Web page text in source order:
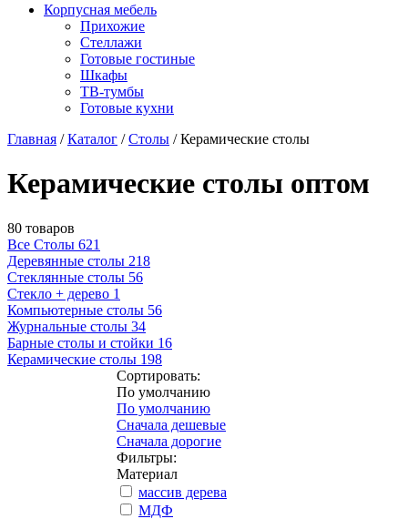
Корпусная мебель
Прихожие
Стеллажи
Готовые гостиные
Шкафы
ТВ-тумбы
Готовые кухни
Главная /Каталог /Столы /Керамические столы
Керамические столы оптом
80 товаров
Все Столы 621
Деревянные столы 218
Стеклянные столы 56
Стекло + дерево 1
Компьютерные столы 56
Журнальные столы 34
Барные столы и стойки 16
Керамические столы 198
Сортировать:
По умолчанию
По умолчанию
Сначала дешевые
Сначала дорогие
Фильтры:
Материал
массив дерева
МДФ